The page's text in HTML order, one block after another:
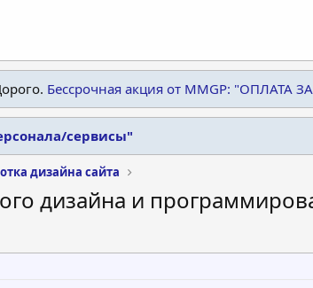
Бессрочная акция от MMGP: "ОПЛАТА
сервисы"
дизайна сайта
дизайна и